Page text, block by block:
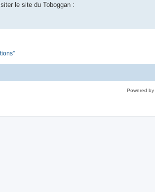
le site du Toboggan :
Powered by